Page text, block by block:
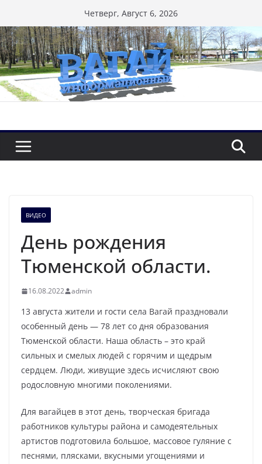
к
содержимому
Четверг, Август 6, 2026
ВИДЕО
День рождения
Тюменской области.
16.08.2022 admin
13 августа жители и гости села Вагай праздновали
особенный день — 78 лет со дня образования
Тюменской области. Наша область – это край
сильных и смелых людей с горячим и щедрым
сердцем. Люди, живущие здесь исчисляют свою
родословную многими поколениями.
Для вагайцев в этот день, творческая бригада
работников культуры района и самодеятельных
артистов подготовила большое, массовое гуляние с
песнями, плясками, вкусными угощениями и